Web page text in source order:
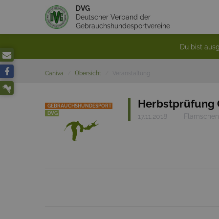
DVG
Deutscher Verband der
Gebrauchshundesportvereine
Du bist
Caniva Übersicht
GEBRAUCHSHUNDESPORT
DVG
Herbstprüfung
17.11.2018